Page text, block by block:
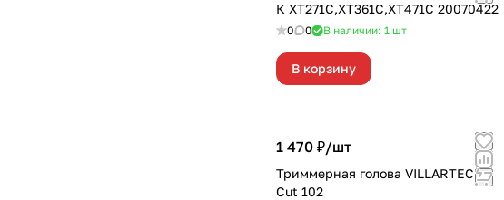
К ХТ271С,ХТ361С,ХТ471С 20070422
0 0 В наличии: 1 шт
В корзину
1 470 ₽/шт
Триммерная голова VILLARTEC A-
Cut 102